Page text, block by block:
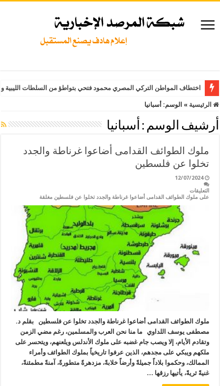
اختطاف المواطن التركي المصري محمود فتحي بتواطؤ من السلطات
الرئيسية » الوسم: أسبانيا
أرشيف الوسم : أسبانيا
ملوك الطوائف القدامى أضاعوا غرناطة والجدد
تخلوا عن فلسطين
12/07/2024
التعليقات
على ملوك الطوائف القدامى أضاعوا غرناطة والجدد تخلوا عن فلسطين مغلقة
ملوك الطوائف القدامى أضاعوا غرناطة والجدد تخلوا عن فلسطين بقلم د.
مصطفى يوسف اللداوي ما منا نحن العرب والمسلمين، رغم مضي الزمن
وتقادم الأيام، إلا ويصب جام غضبه على ملوك الأندلس ويلعنهم، ويتحسر على
ملكهم ويبكي على مجدهم، الذين عرفوا تاريخياً بملوك الطوائف وأمراء
الممالك، وحكموا بلاداً جميلةً وأرضاً خلابةً، مزدهرةً متطورةً، آمنةً مطمئنةً،
غنيةً ثريةً، يأتيها رزقها …